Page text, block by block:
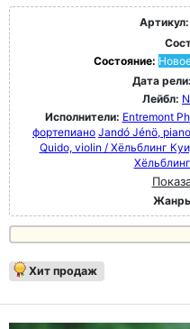
Артикул:
Состояние:
Дата
Лейбл:
Исполнители: Entremont
фортепиано Jandó Jénö,
Quido, violin / Хёльблинг
Хит продаж